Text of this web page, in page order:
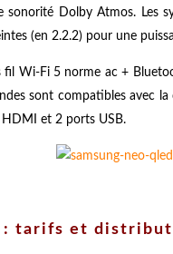
Dolby Atmos. Les
(en 2.2.2) pour une
fil Wi-Fi 5 norme ac +
sont compatibles avec
HDMI et 2 ports USB.
: tarifs et